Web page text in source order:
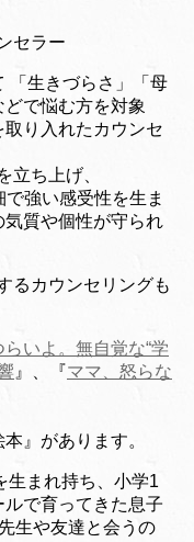
セラー
「生きづらさ」「母
で悩む方を対象
り入れたカウンセ
立ち上げ、
強い感受性を生ま
質や個性が守られ
るカウンセリングも
いよ。無自覚な“学
』、『ママ、怒らな
』があります。
生まれ持ち、小学1
で育ってきた息子
生や友達と会うの